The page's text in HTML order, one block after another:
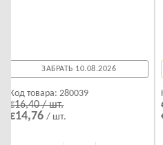
ЗАБРАТЬ 10.08.2026
Код товара: 280039
€16,40 / шт.
€14,76/ шт.